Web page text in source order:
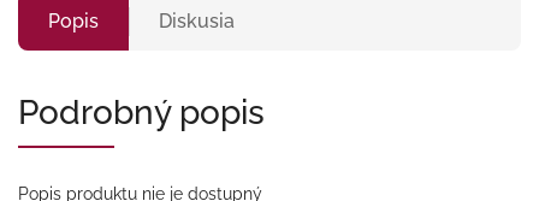
Popis Diskusia
Podrobný popis
Popis produktu nie je dostupný